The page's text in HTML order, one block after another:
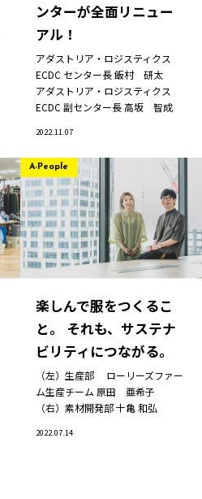
EN
ンターが全面リニュー
アル！
アダストリア・ロジスティクス
ECDC センター長飯村 研太
アダストリア・ロジスティクス
ECDC 副センター長高坂 智成
2022.11.07
楽しんで服をつくるこ
と。 それも、サステナ
ビリティにつながる。
A-People
（左）生産部 ローリーズファー
ム生産チーム 原田 亜希子
（右）素材開発部十亀 和弘
2022.07.14